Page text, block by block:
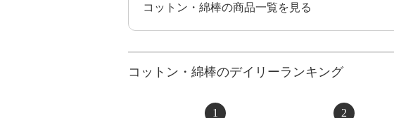
コットン・綿棒の商品一覧を見る
コットン・綿棒のデイリーランキング
1 2